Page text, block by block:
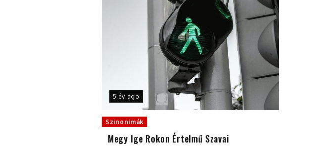
5 év ago
Szinonimák
Megy Ige Rokon Értelmű Szavai